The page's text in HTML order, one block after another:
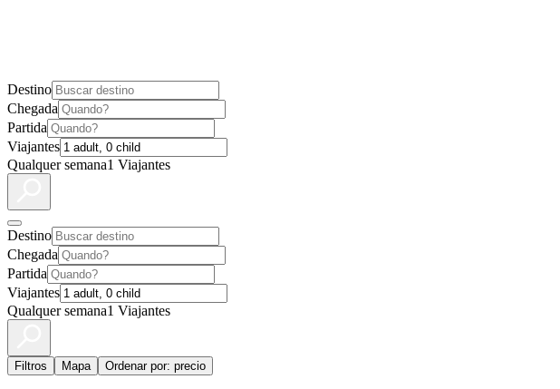
Destino
Chegada
Partida
Viajantes
Qualquer semana1 Viajantes
Destino
Chegada
Partida
Viajantes
Qualquer semana1 Viajantes
Filtros Mapa Ordenar por: precio